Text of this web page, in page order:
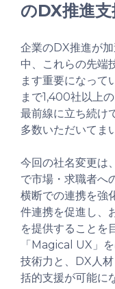
のDX推進
企業のDX推進が
中、これらの先端
ます重要になっ
まで1,400社以上
最前線に立ち続け
多数いただいてま
今回の社名変更は
で市場・求職者へ
横断での連携を強
件連携を促進し、
を提供することを
「Magical UX」
技術力と、DX人
括的支援が可能に